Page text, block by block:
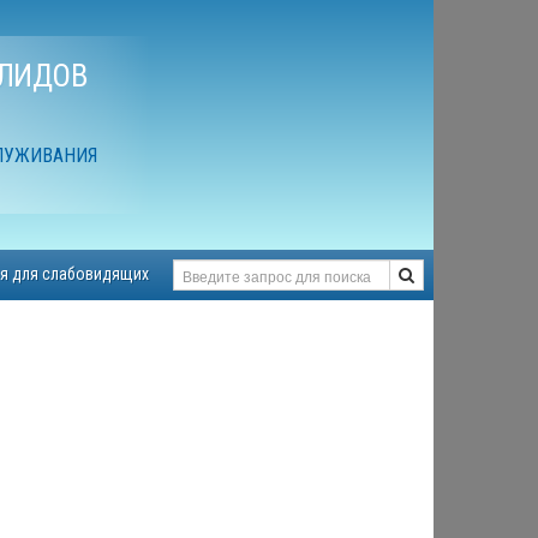
для слабовидящих